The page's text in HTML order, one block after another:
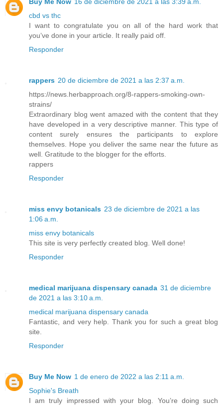
cbd vs thc
I want to congratulate you on all of the hard work that
you’ve done in your article. It really paid off.
Responder
rappers 20 de diciembre de 2021 a las 2:37 a.m.
https://news.herbapproach.org/8-rappers-smoking-own-
strains/
Extraordinary blog went amazed with the content that they
have developed in a very descriptive manner. This type of
content surely ensures the participants to explore
themselves. Hope you deliver the same near the future as
well. Gratitude to the blogger for the efforts.
rappers
Responder
miss envy botanicals 23 de diciembre de 2021 a las
1:06 a.m.
miss envy botanicals
This site is very perfectly created blog. Well done!
Responder
medical marijuana dispensary canada 31 de diciembre
de 2021 a las 3:10 a.m.
medical marijuana dispensary canada
Fantastic, and very help. Thank you for such a great blog
site.
Responder
Buy Me Now 1 de enero de 2022 a las 2:11 a.m.
Sophie's Breath
I am truly impressed with your blog. You’re doing such